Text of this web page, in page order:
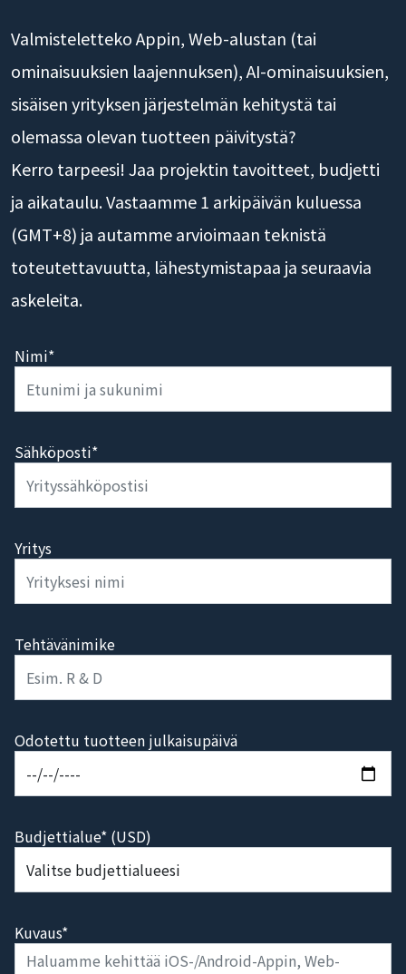
Valmisteletteko Appin, Web-alustan (tai
ominaisuuksien laajennuksen), AI-ominaisuuksien,
sisäisen yrityksen järjestelmän kehitystä tai
olemassa olevan tuotteen päivitystä?
Kerro tarpeesi! Jaa projektin tavoitteet, budjetti
ja aikataulu. Vastaamme 1 arkipäivän kuluessa
(GMT+8) ja autamme arvioimaan teknistä
toteutettavuutta, lähestymistapaa ja seuraavia
askeleita.
Nimi*
Sähköposti*
Yritys
Tehtävänimike
Odotettu tuotteen julkaisupäivä
Budjettialue* (USD)
Kuvaus*